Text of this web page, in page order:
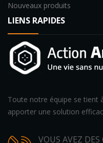
Nouveaux produits
LIENS RAPIDES
Toute notre équipe se tient
apporter une solution
VOUS AVEZ